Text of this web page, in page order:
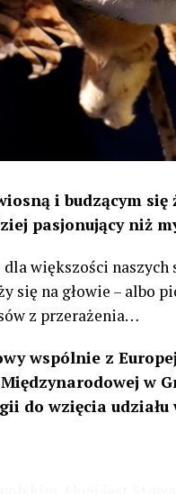
i budzącym
pasjonujący niż
większości naszych
się na głowie – albo
z przerażenia…
wspólnie z
w
do wzięcia udziału